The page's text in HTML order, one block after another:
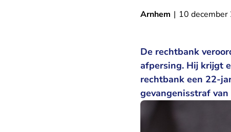
Arnhem | 10
De rechtbank
afpersing. Hij krijgt
rechtbank een 22-
gevangenisstraf van